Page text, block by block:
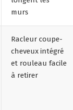
murs
Racleur coupe-
cheveux intégré
et rouleau facile
à retirer